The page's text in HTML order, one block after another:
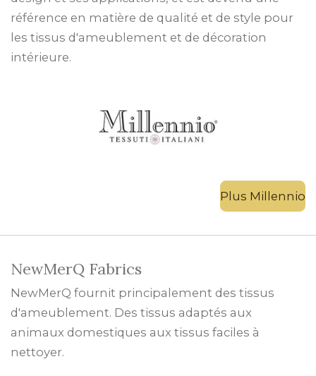
référence en matière de qualité et de style pour
les tissus d'ameublement et de décoration
intérieure.
Plus Millennio
NewMerQ Fabrics
NewMerQ fournit principalement des tissus
d'ameublement. Des tissus adaptés aux
animaux domestiques aux tissus faciles à
nettoyer.